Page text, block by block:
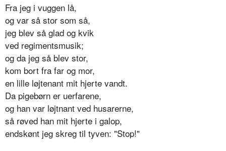
Fra jeg i vuggen lå,
og var så stor som så,
jeg blev så glad og kvik
ved regimentsmusik;
og da jeg så blev stor,
kom bort fra far og mor,
en lille løjtenant mit hjerte vandt.
Da pigebørn er uerfarene,
og han var løjtnant ved husarerne,
så røved han mit hjerte i galop,
endskønt jeg skreg til tyven: "Stop!"